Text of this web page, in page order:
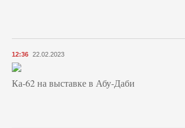
12:36 22.02.2023
Ка-62 на выставке в Абу-Даби